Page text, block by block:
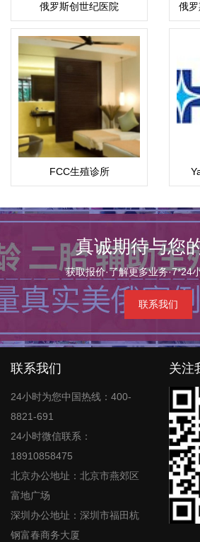
俄罗斯创世纪医院
俄
FCC生殖诊所
真诚期待与您
获取报价·了解更多业务·7*24
联系我们
联系我们
24小时为您中国热线：400-
8821-691
24小时微信联系：
18910858475
北京办公地址：北京市燕郊区
富地广场
深圳办公地址：深圳市福田杭
钢富春商务大厦
关注